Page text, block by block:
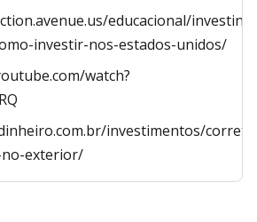
educacional/
investir-nos-estados-unidos/
watch?
investimentos/
exterior/